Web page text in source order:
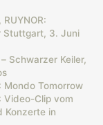
RUYNOR:
Stuttgart, 3. Juni
– Schwarzer Keiler,
Mondo Tomorrow
Video-Clip vom
Konzerte in